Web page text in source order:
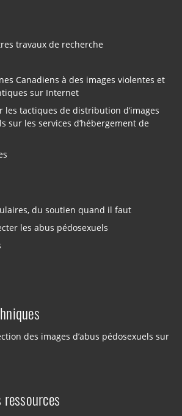
travaux de recherche
Canadiens à des images violentes et
sur Internet
les tactiques de distribution d’images
sur les services d’hébergement de
du soutien quand il faut
les abus pédosexuels
des images d’abus pédosexuels sur
ressources